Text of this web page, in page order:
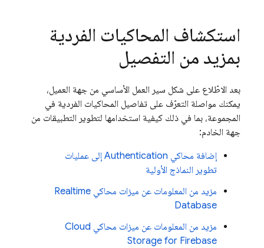
استكشاف المحاكيات الفردية
بمزيد من التفصيل
بعد الاطّلاع على شكل سير العمل الأساسي من جهة العميل،
يمكنك مواصلة التعرّف على تفاصيل المحاكيات الفردية في
المجموعة، بما في ذلك كيفية استخدامها لتطوير التطبيقات من
جهة الخادم:
إضافة محاكي Authentication إلى عمليات
تطوير النماذج الأولية
مزيد من المعلومات عن ميزات محاكي Realtime
Database
مزيد من المعلومات عن ميزات محاكي Cloud
Storage for Firebase